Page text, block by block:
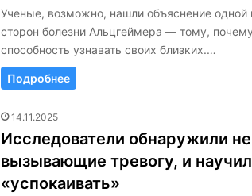
Ученые, возможно, нашли объяснение
сторон болезни Альцгеймера — тому,
способность узнавать своих близких.…
Подробнее
14.11.2025
Исследователи обнаружили
вызывающие тревогу, и
«успокаивать»